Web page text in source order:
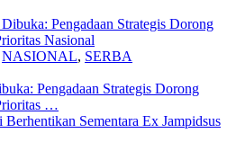
NASIONAL, SERBA
Pengadaan Strategis Dorong
…